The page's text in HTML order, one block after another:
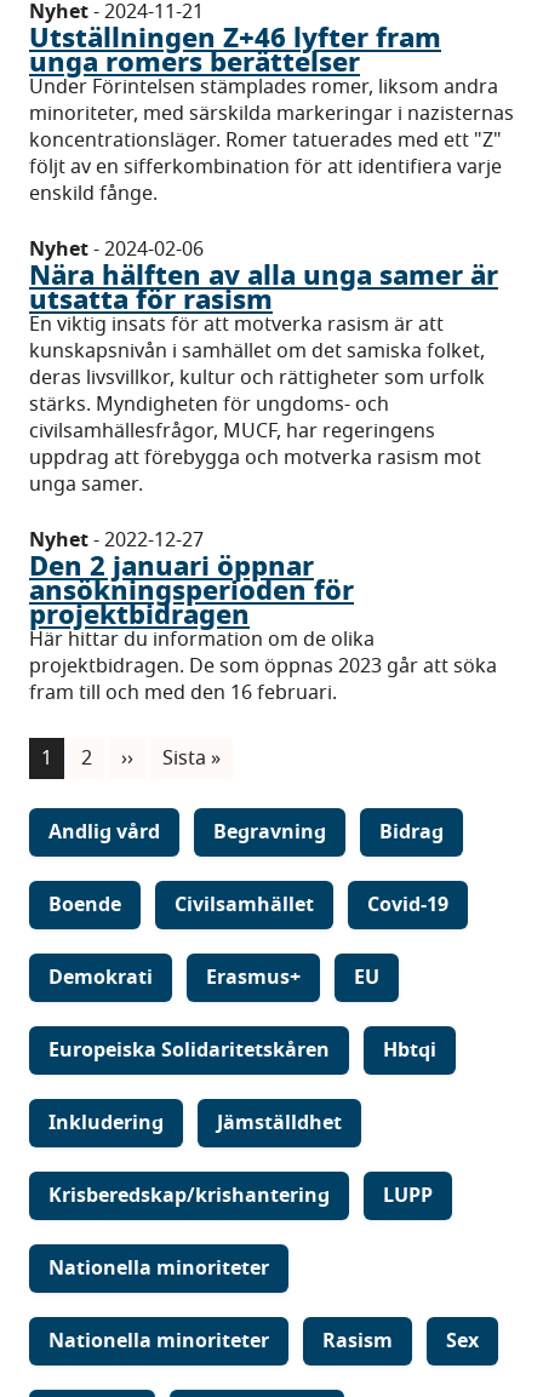
Andlig vård Begravning Bidrag
Boende Civilsamhället Covid-19
Demokrati Erasmus+ EU
Europeiska Solidaritetskåren Hbtqi
Inkludering Jämställdhet
Krisberedskap/krishantering LUPP
Nationella minoriteter
Nationella minoriteter Rasism Sex
Nyhet-2024-11-21
Utställningen Z+46 lyfter fram
unga romers berättelser
Under Förintelsen stämplades romer, liksom andra
minoriteter, med särskilda markeringar i nazisternas
koncentrationsläger. Romer tatuerades med ett "Z"
följt av en sifferkombination för att identifiera varje
enskild fånge.
Nyhet-2024-02-06
Nära hälften av alla unga samer är
utsatta för rasism
En viktig insats för att motverka rasism är att
kunskapsnivån i samhället om det samiska folket,
deras livsvillkor, kultur och rättigheter som urfolk
stärks. Myndigheten för ungdoms- och
civilsamhällesfrågor, MUCF, har regeringens
uppdrag att förebygga och motverka rasism mot
unga samer.
Nyhet-2022-12-27
Den 2 januari öppnar
ansökningsperioden för
projektbidragen
Här hittar du information om de olika
projektbidragen. De som öppnas 2023 går att söka
fram till och med den 16 februari.
Paginering
Nuvarande
sida
1 Sida
2
Nästa
››
Sista
Sista »